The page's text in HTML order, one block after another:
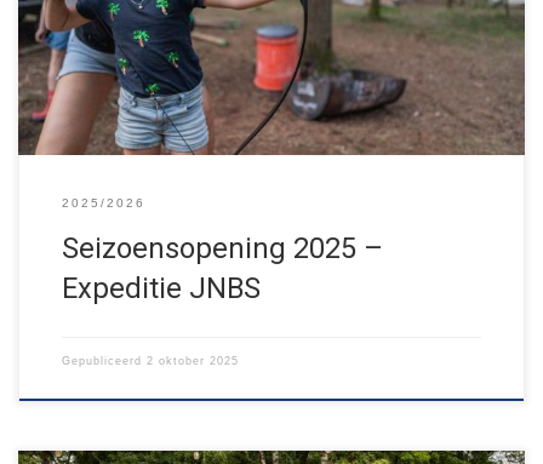
jaarlijkse seizoensopening in het thema: Expeditie JNBS. Samen
met je team ga je deze middag de strijd aan tegen alle andere
teams. Welk […]
2025/2026
Seizoensopening 2025 –
Expeditie JNBS
Gepubliceerd 2 oktober 2025